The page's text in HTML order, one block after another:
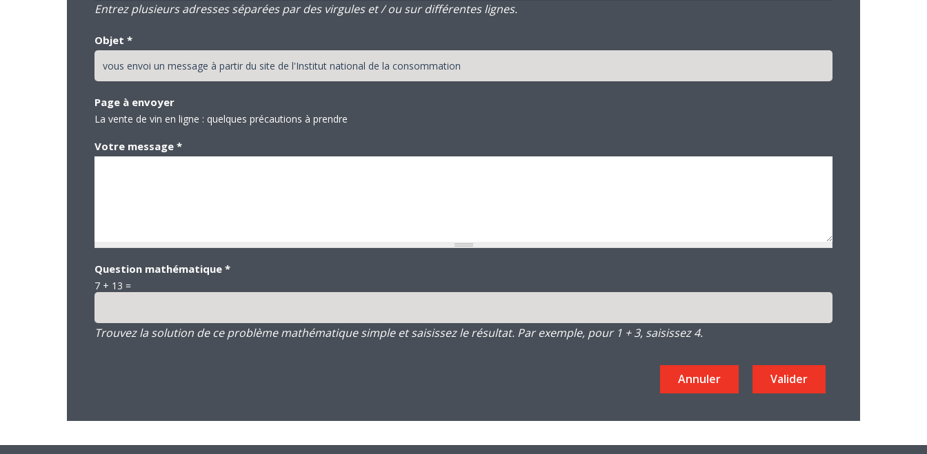
Entrez plusieurs adresses séparées par des virgules et / ou sur différentes lignes.
Objet *
Page à envoyer
La vente de vin en ligne : quelques précautions à prendre
Votre message *
Question mathématique *
7 + 13 =
Trouvez la solution de ce problème mathématique simple et saisissez le résultat. Par exemple, pour 1 + 3, saisissez 4.